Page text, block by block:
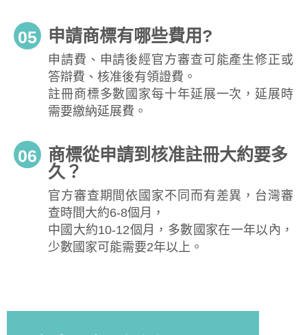
05 申請商標有哪些費用?
申請費、申請後經官方審查可能產生修正或
答辯費、核准後有領證費。
註冊商標多數國家每十年延展一次，延展時
需要繳納延展費。
06
商標從申請到核准註冊大約要多
久？
官方審查期間依國家不同而有差異，台灣審
查時間大約6-8個月，
中國大約10-12個月，多數國家在一年以內，
少數國家可能需要2年以上。